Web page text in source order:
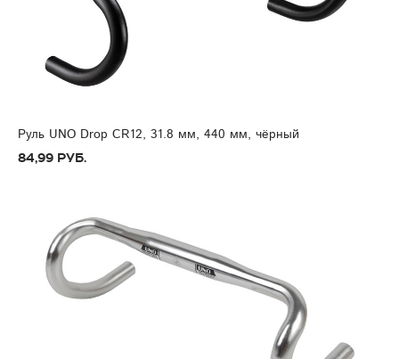
Руль UNO Drop CR12, 31.8 мм, 440 мм, чёрный
84,99 руб.